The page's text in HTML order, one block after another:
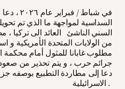
في شباط /
السداسية لمواجهة ما الذي تم
السني الناشئ العائد الى تركيا ،
من الولايات المتحدة الأمريكية و
مطلوب غابانا للمثول أمام محكمة
جرائم حرب ، و يتم تحذير من
دعا إلى مطاردة التطبيع بوصفه
الاسرائيلية .